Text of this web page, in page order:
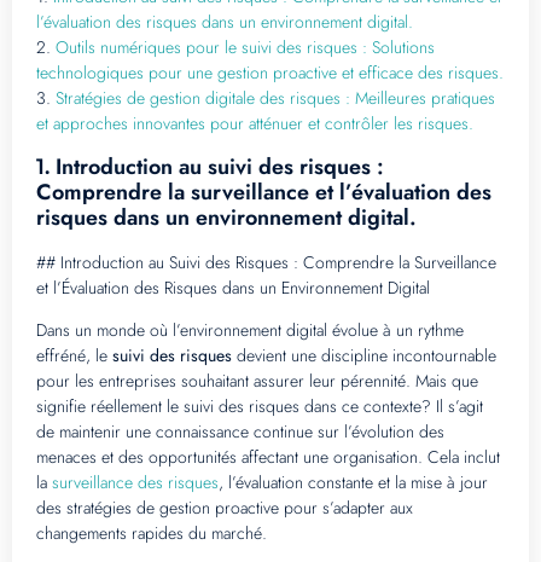
l’évaluation des risques dans un environnement digital.
2. Outils numériques pour le suivi des risques : Solutions
technologiques pour une gestion proactive et efficace des risques.
3. Stratégies de gestion digitale des risques : Meilleures pratiques
et approches innovantes pour atténuer et contrôler les risques.
1. Introduction au suivi des risques :
Comprendre la surveillance et l’évaluation des
risques dans un environnement digital.
## Introduction au Suivi des Risques : Comprendre la Surveillance
et l’Évaluation des Risques dans un Environnement Digital
Dans un monde où l’environnement digital évolue à un rythme
effréné, le suivi des risques devient une discipline incontournable
pour les entreprises souhaitant assurer leur pérennité. Mais que
signifie réellement le suivi des risques dans ce contexte? Il s’agit
de maintenir une connaissance continue sur l’évolution des
menaces et des opportunités affectant une organisation. Cela inclut
la surveillance des risques, l’évaluation constante et la mise à jour
des stratégies de gestion proactive pour s’adapter aux
changements rapides du marché.